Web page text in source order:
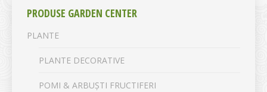
PRODUSE GARDEN CENTER
PLANTE
PLANTE DECORATIVE
POMI & ARBUȘTI FRUCTIFERI